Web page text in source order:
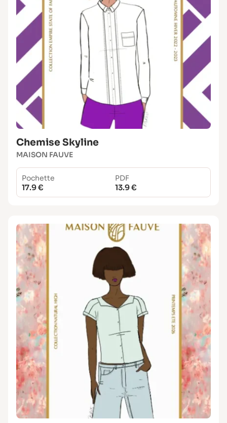
Chemise Skyline
MAISON FAUVE
Pochette
17.9 €
PDF
13.9 €